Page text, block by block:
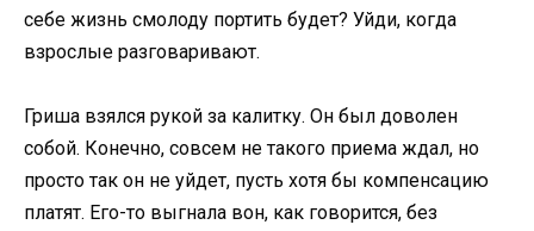
себе жизнь смолоду портить будет? Уйди, когда
взрослые разговаривают.
Гриша взялся рукой за калитку. Он был доволен
собой. Конечно, совсем не такого приема ждал, но
просто так он не уйдет, пусть хотя бы компенсацию
платят. Его-то выгнала вон, как говорится, без